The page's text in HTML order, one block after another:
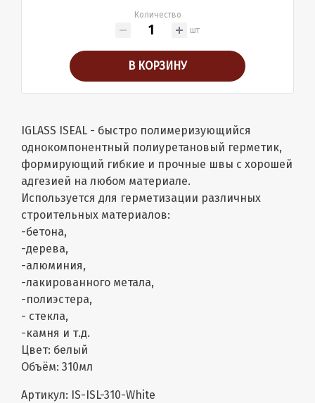
Количество
шт
В КОРЗИНУ
IGLASS ISEAL - быстро полимеризующийся
однокомпонентный полиуретановый герметик,
формирующий гибкие и прочные швы с хорошей
адгезией на любом материале.
Используется для герметизации различных
строительных материалов:
-бетона,
-дерева,
-алюминия,
-лакированного метала,
-полиэстера,
- стекла,
-камня и т.д.
Цвет: белый
Объём: 310мл
Артикул: IS-ISL-310-White